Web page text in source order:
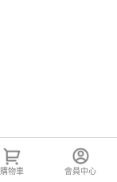
購物車 會員中心